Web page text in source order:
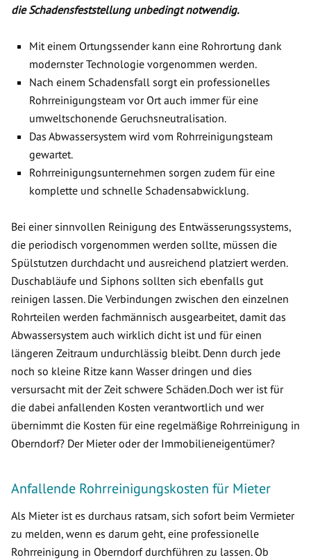
die Schadensfeststellung unbedingt notwendig.
Mit einem Ortungssender kann eine Rohrortung dank
modernster Technologie vorgenommen werden.
Nach einem Schadensfall sorgt ein professionelles
Rohrreinigungsteam vor Ort auch immer für eine
umweltschonende Geruchsneutralisation.
Das Abwassersystem wird vom Rohrreinigungsteam
gewartet.
Rohrreinigungsunternehmen sorgen zudem für eine
komplette und schnelle Schadensabwicklung.
Bei einer sinnvollen Reinigung des Entwässerungssystems,
die periodisch vorgenommen werden sollte, müssen die
Spülstutzen durchdacht und ausreichend platziert werden.
Duschabläufe und Siphons sollten sich ebenfalls gut
reinigen lassen. Die Verbindungen zwischen den einzelnen
Rohrteilen werden fachmännisch ausgearbeitet, damit das
Abwassersystem auch wirklich dicht ist und für einen
längeren Zeitraum undurchlässig bleibt. Denn durch jede
noch so kleine Ritze kann Wasser dringen und dies
versursacht mit der Zeit schwere Schäden.Doch wer ist für
die dabei anfallenden Kosten verantwortlich und wer
übernimmt die Kosten für eine regelmäßige Rohrreinigung in
Oberndorf? Der Mieter oder der Immobilieneigentümer?
Anfallende Rohrreinigungskosten für Mieter
Als Mieter ist es durchaus ratsam, sich sofort beim Vermieter
zu melden, wenn es darum geht, eine professionelle
Rohrreinigung in Oberndorf durchführen zu lassen. Ob